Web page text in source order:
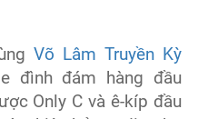
Võ Lâm Truyền Kỳ
đình đám hàng đầu
Only C và ê-kíp đầu